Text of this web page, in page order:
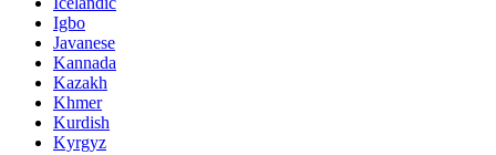
Igbo
Javanese
Kannada
Kazakh
Khmer
Kurdish
Kyrgyz